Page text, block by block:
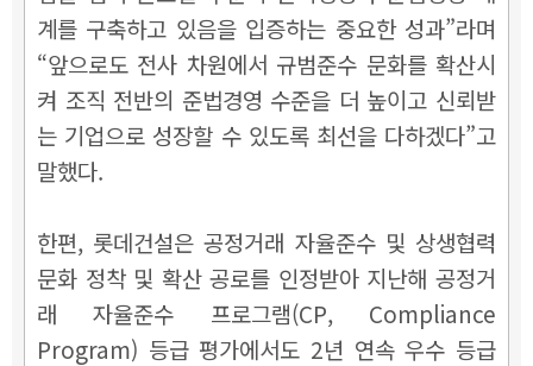
계를 구축하고 있음을 입증하는 중요한 성과”라며
“앞으로도 전사 차원에서 규범준수 문화를 확산시
켜 조직 전반의 준법경영 수준을 더 높이고 신뢰받
는 기업으로 성장할 수 있도록 최선을 다하겠다”고
말했다.
한편, 롯데건설은 공정거래 자율준수 및 상생협력
문화 정착 및 확산 공로를 인정받아 지난해 공정거
래 자율준수 프로그램(CP, Compliance
Program) 등급 평가에서도 2년 연속 우수 등급